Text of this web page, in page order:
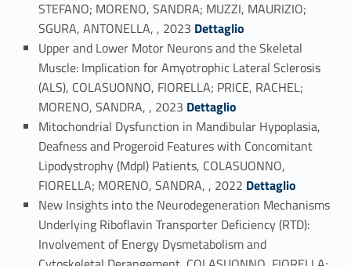
STEFANO; MORENO, SANDRA; MUZZI, MAURIZIO;
SGURA, ANTONELLA, , 2023 Link identifier #identifier_person_155183-12
Dettaglio
Upper and Lower Motor Neurons and the Skeletal
Muscle: Implication for Amyotrophic Lateral Sclerosis
(ALS), COLASUONNO, FIORELLA; PRICE, RACHEL;
MORENO, SANDRA, , 2023 Link identifier #identifier_person_12279-13
Dettaglio
Mitochondrial Dysfunction in Mandibular Hypoplasia,
Deafness and Progeroid Features with Concomitant
Lipodystrophy (Mdpl) Patients, COLASUONNO,
FIORELLA; MORENO, SANDRA, , 2022 Link identifier #identifier_person_31363-14
Dettaglio
New Insights into the Neurodegeneration Mechanisms
Underlying Riboflavin Transporter Deficiency (RTD):
Involvement of Energy Dysmetabolism and